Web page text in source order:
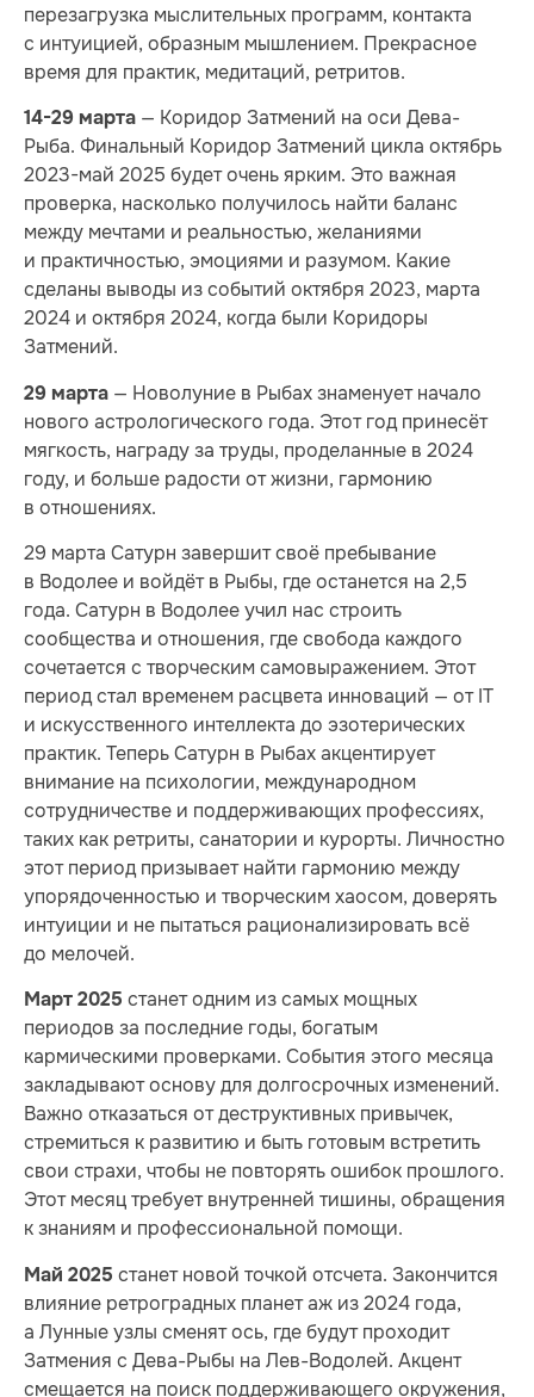
перезагрузка мыслительных программ, контакта
с интуицией, образным мышлением. Прекрасное
время для практик, медитаций, ретритов.
14-29 марта — Коридор Затмений на оси Дева-
Рыба. Финальный Коридор Затмений цикла октябрь
2023-май 2025 будет очень ярким. Это важная
проверка, насколько получилось найти баланс
между мечтами и реальностью, желаниями
и практичностью, эмоциями и разумом. Какие
сделаны выводы из событий октября 2023, марта
2024 и октября 2024, когда были Коридоры
Затмений.
29 марта — Новолуние в Рыбах знаменует начало
нового астрологического года. Этот год принесёт
мягкость, награду за труды, проделанные в 2024
году, и больше радости от жизни, гармонию
в отношениях.
29 марта Сатурн завершит своё пребывание
в Водолее и войдёт в Рыбы, где останется на 2,5
года. Сатурн в Водолее учил нас строить
сообщества и отношения, где свобода каждого
сочетается с творческим самовыражением. Этот
период стал временем расцвета инноваций — от IT
и искусственного интеллекта до эзотерических
практик. Теперь Сатурн в Рыбах акцентирует
внимание на психологии, международном
сотрудничестве и поддерживающих профессиях,
таких как ретриты, санатории и курорты. Личностно
этот период призывает найти гармонию между
упорядоченностью и творческим хаосом, доверять
интуиции и не пытаться рационализировать всё
до мелочей.
Март 2025 станет одним из самых мощных
периодов за последние годы, богатым
кармическими проверками. События этого месяца
закладывают основу для долгосрочных изменений.
Важно отказаться от деструктивных привычек,
стремиться к развитию и быть готовым встретить
свои страхи, чтобы не повторять ошибок прошлого.
Этот месяц требует внутренней тишины, обращения
к знаниям и профессиональной помощи.
Май 2025 станет новой точкой отсчета. Закончится
влияние ретроградных планет аж из 2024 года,
а Лунные узлы сменят ось, где будут проходит
Затмения с Дева-Рыбы на Лев-Водолей. Акцент
смещается на поиск поддерживающего окружения,